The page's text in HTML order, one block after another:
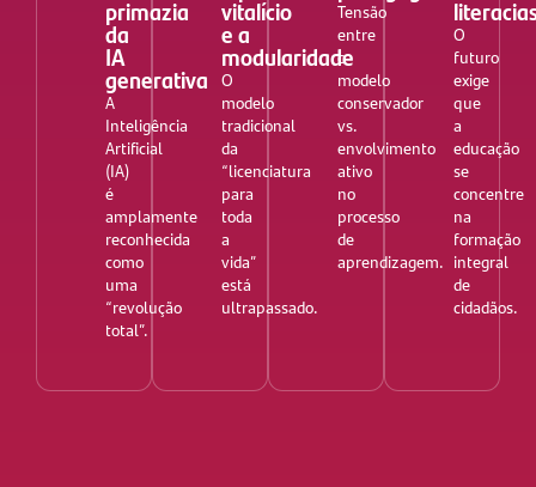
primazia
da
IA
generativa
A
Inteligência
Artificial
(IA)
é
amplamente
reconhecida
como
uma
“revolução
total”.
vitalício
e a
modularidade
O
modelo
tradicional
da
“licenciatura
para
toda
a
vida”
está
ultrapassado.
Tensão
entre
o
modelo
conservador
vs.
envolvimento
ativo
no
processo
de
aprendizagem.
O
futuro
exige
que
a
educação
se
concentre
na
formação
integral
de
cidadãos.